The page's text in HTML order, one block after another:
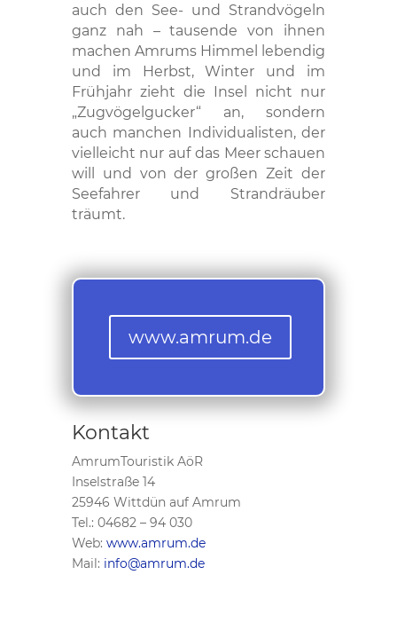
auch den See- und Strandvögeln
ganz nah – tausende von ihnen
machen Amrums Himmel lebendig
und im Herbst, Winter und im
Frühjahr zieht die Insel nicht nur
„Zugvögelgucker“ an, sondern
auch manchen Individualisten, der
vielleicht nur auf das Meer schauen
will und von der großen Zeit der
Seefahrer und Strandräuber
träumt.
www.amrum.de
Kontakt
AmrumTouristik AöR
Inselstraße 14
25946 Wittdün auf Amrum
Tel.: 04682 – 94 030
Web: www.amrum.de
Mail: info@amrum.de